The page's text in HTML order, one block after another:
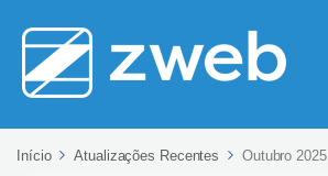
Início Atualizações Recentes Outubro 2025